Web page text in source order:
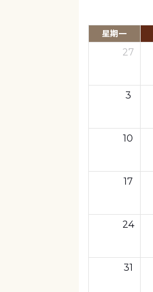
星期一
27
3
10
17
24
31